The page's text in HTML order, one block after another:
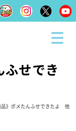
ふせでき
》ポメたんふせできたよ 他